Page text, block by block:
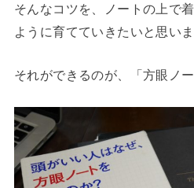
そんなコツを、ノートの上で
ように育てていきたいと思い
それができるのが、「方眼ノー